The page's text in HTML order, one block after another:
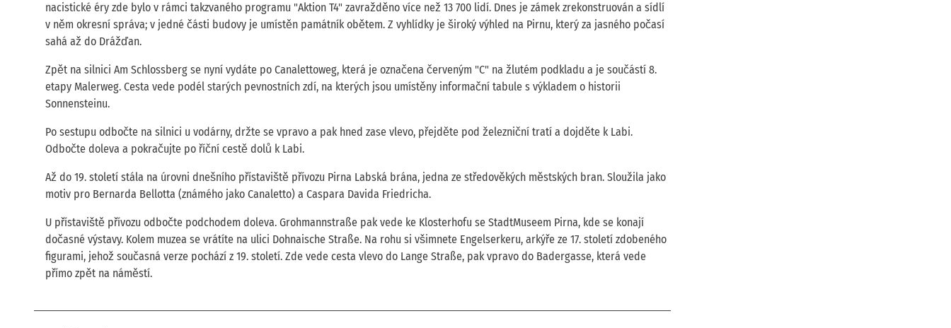
nacistické éry zde bylo v rámci takzvaného programu "Aktion T4" zavražděno více než 13 700 lidí. Dnes je zámek zrekonstruován a sídlí
v něm okresní správa; v jedné části budovy je umístěn památník obětem. Z vyhlídky je široký výhled na Pirnu, který za jasného počasí
sahá až do Drážďan.
Zpět na silnici Am Schlossberg se nyní vydáte po Canalettoweg, která je označena červeným "C" na žlutém podkladu a je součástí 8.
etapy Malerweg. Cesta vede podél starých pevnostních zdí, na kterých jsou umístěny informační tabule s výkladem o historii
Sonnensteinu.
Po sestupu odbočte na silnici u vodárny, držte se vpravo a pak hned zase vlevo, přejděte pod železniční tratí a dojděte k Labi.
Odbočte doleva a pokračujte po říční cestě dolů k Labi.
Až do 19. století stála na úrovni dnešního přístaviště přívozu Pirna Labská brána, jedna ze středověkých městských bran. Sloužila jako
motiv pro Bernarda Bellotta (známého jako Canaletto) a Caspara Davida Friedricha.
U přístaviště přívozu odbočte podchodem doleva. Grohmannstraße pak vede ke Klosterhofu se StadtMuseem Pirna, kde se konají
dočasné výstavy. Kolem muzea se vrátíte na ulici Dohnaische Straße. Na rohu si všimnete Engelserkeru, arkýře ze 17. století zdobeného
figurami, jehož současná verze pochází z 19. století. Zde vede cesta vlevo do Lange Straße, pak vpravo do Badergasse, která vede
přímo zpět na náměstí.